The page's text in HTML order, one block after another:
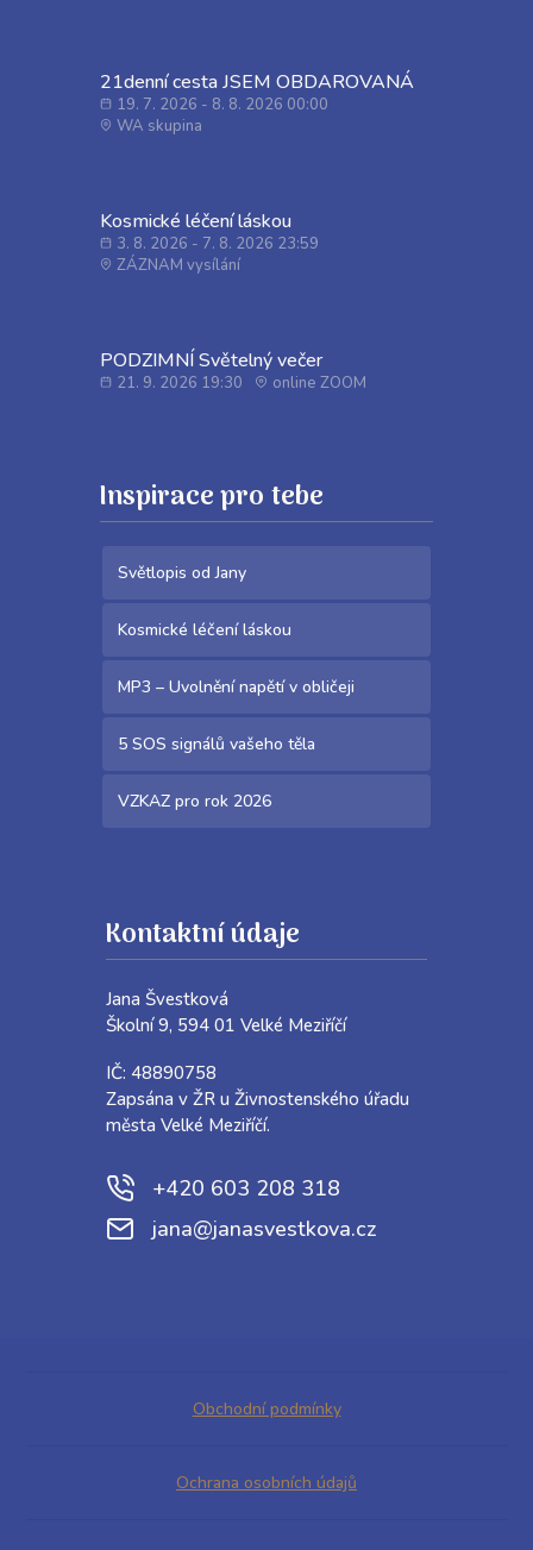
21denní cesta JSEM OBDAROVANÁ
19. 7. 2026 - 8. 8. 2026 00:00
WA skupina
Kosmické léčení láskou
3. 8. 2026 - 7. 8. 2026 23:59
ZÁZNAM vysílání
PODZIMNÍ Světelný večer
21. 9. 2026 19:30 online ZOOM
Inspirace pro tebe
Světlopis od Jany
Kosmické léčení láskou
MP3 – Uvolnění napětí v obličeji
5 SOS signálů vašeho těla
VZKAZ pro rok 2026
Kontaktní údaje
Jana Švestková
Školní 9, 594 01 Velké Meziříčí
IČ: 48890758
Zapsána v ŽR u Živnostenského úřadu
města Velké Meziříčí.
+420 603 208 318
jana@janasvestkova.cz
Obchodní podmínky
Ochrana osobních údajů